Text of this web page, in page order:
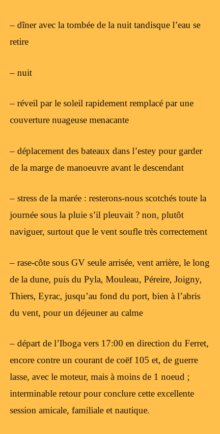
– dîner avec la tombée de la nuit tandisque l’eau se
retire
– nuit
– réveil par le soleil rapidement remplacé par une
couverture nuageuse menacante
– déplacement des bateaux dans l’estey pour garder
de la marge de manoeuvre avant le descendant
– stress de la marée : resterons-nous scotchés toute la
journée sous la pluie s’il pleuvait ? non, plutôt
naviguer, surtout que le vent soufle très correctement
– rase-côte sous GV seule arrisée, vent arrière, le long
de la dune, puis du Pyla, Mouleau, Péreire, Joigny,
Thiers, Eyrac, jusqu’au fond du port, bien à l’abris
du vent, pour un déjeuner au calme
– départ de l’Iboga vers 17:00 en direction du Ferret,
encore contre un courant de coëf 105 et, de guerre
lasse, avec le moteur, mais à moins de 1 noeud ;
interminable retour pour conclure cette excellente
session amicale, familiale et nautique.